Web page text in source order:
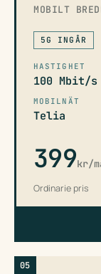
MOBILT
5G INGÅR
HASTIGHET
100 Mbit/s
MOBILNÄT
Telia
399kr/
Ordinarie pris
05